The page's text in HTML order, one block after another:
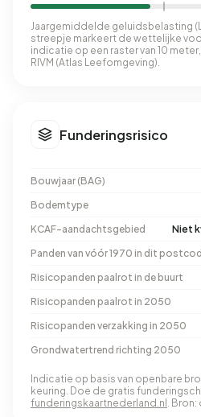
Jaargemiddelde geluidsbelasting
streepje markeert de wettelijke
indicatie op een raster van 10
RIVM (Atlas Leefomgeving).
Funderingsrisico
Bouwjaar (BAG)
Bodemtype
KCAF-aandachtsgebied
Niet
Panden van vóór 1970 in dit
Risicopanden paalrot in de buurt
Risicopanden paalrot in 2050
Risicopanden verzakking in 2050
Grondwatertrend richting 2050
Indicatie op basis van openbare
keuring. Doe de gratis
funderingskaartnederland.nl . Bron: